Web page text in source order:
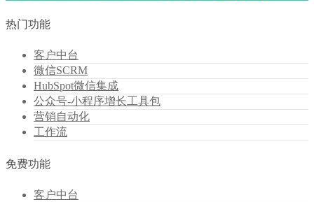
热门功能
客户中台
微信SCRM
HubSpot微信集成
公众号-小程序增长工具包
营销自动化
工作流
免费功能
客户中台